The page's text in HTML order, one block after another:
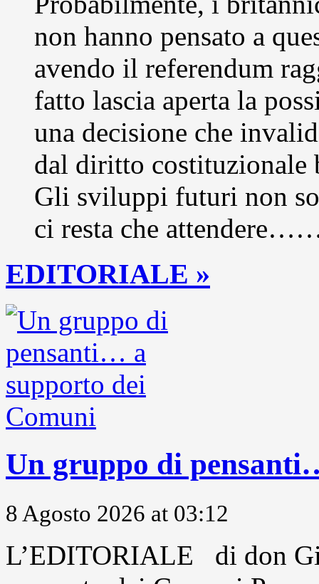
non hanno pensato a
avendo il referendum
fatto lascia aperta la
una decisione che
dal diritto costituzionale
Gli sviluppi futuri non
ci resta che
EDITORIALE »
Un gruppo di
8 Agosto 2026 at 03:12
L’EDITORIALE di don